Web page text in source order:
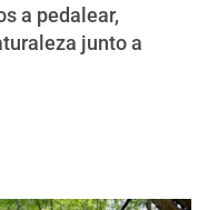
a pedalear,
junto a